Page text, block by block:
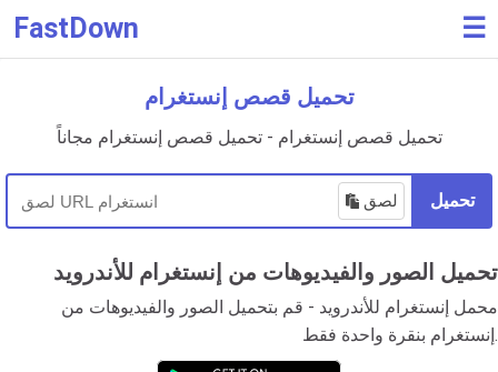
FastDown ☰
تحميل قصص إنستغرام
تحميل قصص إنستغرام - تحميل قصص إنستغرام مجاناً
لصق تحميل
تحميل الصور والفيديوهات من إنستغرام للأندرويد
محمل إنستغرام للأندرويد - قم بتحميل الصور والفيديوهات من
إنستغرام بنقرة واحدة فقط.